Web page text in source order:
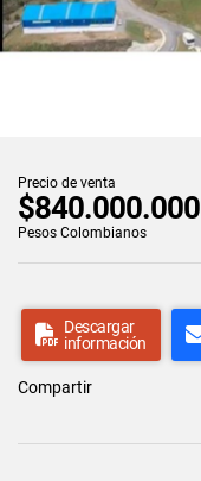
Precio de venta
$840.000.000
Pesos Colombianos
Descargar
información
Compartir